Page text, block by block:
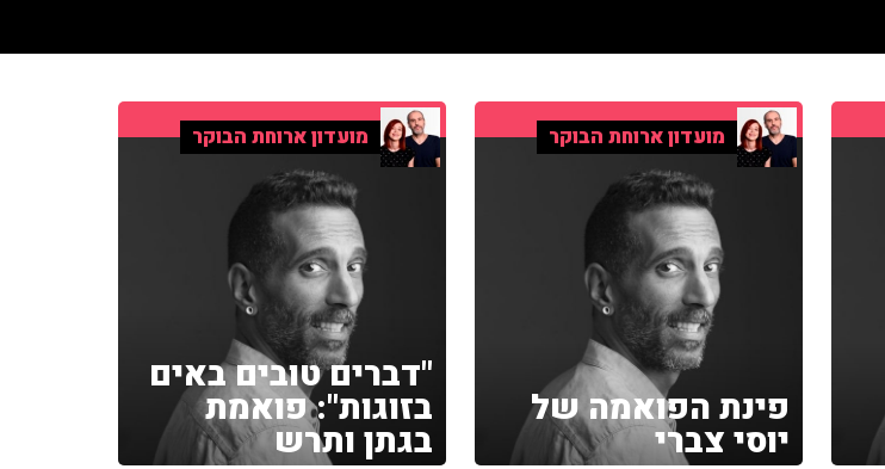
מועדון ארוחת הבוקר
פינת הפואמה של
יוסי צברי
מועדון ארוחת הבוקר
"דברים טובים באים
בזוגות": פואמת
בגתן ותרש